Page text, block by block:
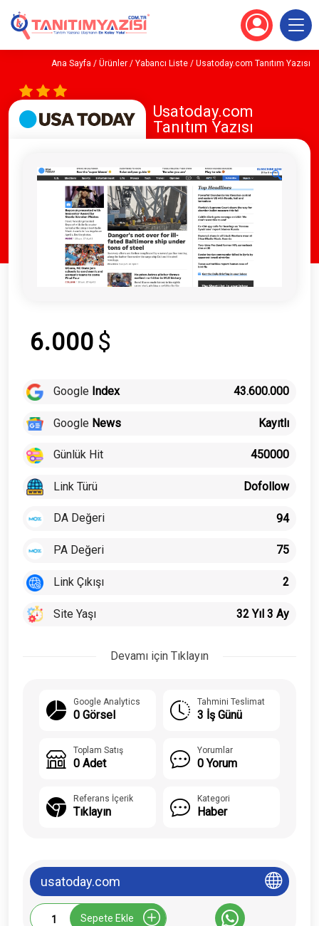
Ana Sayfa / Ürünler / Yabancı Liste / Usatoday.com Tanıtım Yazısı
Usatoday.com
Tanıtım Yazısı
🔍
6.000 $
Google Index 43.600.000
Google News Kayıtlı
Günlük Hit 450000
Link Türü Dofollow
DA Değeri 94
PA Değeri 75
Link Çıkışı 2
Site Yaşı 32 Yıl 3 Ay
Devamı için Tıklayın
Google Analytics
0 Görsel
Tahmini Teslimat
3 İş Günü
Toplam Satış
0 Adet
Yorumlar
0 Yorum
Referans İçerik
Tıklayın
Kategori
Haber
usatoday.com
Usatoday.com
Sepete Ekle